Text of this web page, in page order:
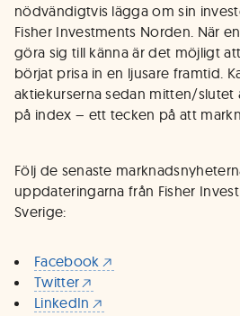
nödvändigtvis lägga om sin
Fisher Investments Norden. När
göra sig till känna är det möjligt
börjat prisa in en ljusare framtid.
aktiekurserna sedan mitten/slutet
på index – ett tecken på att
Följ de senaste
uppdateringarna från Fisher
Sverige:
Facebook
Twitter
LinkedIn